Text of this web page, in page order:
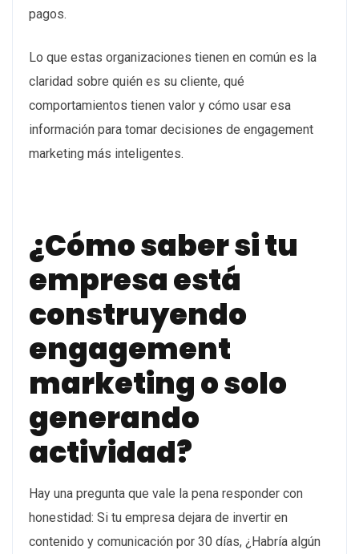
pagos.
Lo que estas organizaciones tienen en común es la
claridad sobre quién es su cliente, qué
comportamientos tienen valor y cómo usar esa
información para tomar decisiones de engagement
marketing más inteligentes.
¿Cómo saber si tu
empresa está
construyendo
engagement
marketing o solo
generando
actividad?
Hay una pregunta que vale la pena responder con
honestidad: Si tu empresa dejara de invertir en
contenido y comunicación por 30 días, ¿Habría algún